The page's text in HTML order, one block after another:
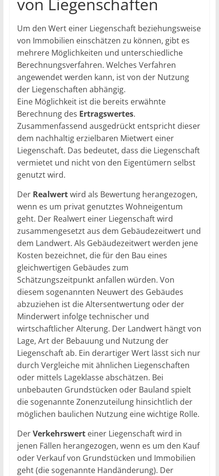
Um den Wert einer Liegenschaft beziehungsweise
von Immobilien einschätzen zu können, gibt es
mehrere Möglichkeiten und unterschiedliche
Berechnungsverfahren. Welches Verfahren
angewendet werden kann, ist von der Nutzung
der Liegenschaften abhängig.
Eine Möglichkeit ist die bereits erwähnte
Berechnung des Ertragswertes.
Zusammenfassend ausgedrückt entspricht dieser
dem nachhaltig erzielbaren Mietwert einer
Liegenschaft. Das bedeutet, dass die Liegenschaft
vermietet und nicht von den Eigentümern selbst
genutzt wird.
Der Realwertwird als Bewertung herangezogen,
wenn es um privat genutztes Wohneigentum
geht. Der Realwert einer Liegenschaft wird
zusammengesetzt aus dem Gebäudezeitwert und
dem Landwert. Als Gebäudezeitwert werden jene
Kosten bezeichnet, die für den Bau eines
gleichwertigen Gebäudes zum
Schätzungszeitpunkt anfallen würden. Von
diesem sogenannten Neuwert des Gebäudes
abzuziehen ist die Altersentwertung oder der
Minderwert infolge technischer und
wirtschaftlicher Alterung. Der Landwert hängt von
Lage, Art der Bebauung und Nutzung der
Liegenschaft ab. Ein derartiger Wert lässt sich nur
durch Vergleiche mit ähnlichen Liegenschaften
oder mittels Lageklasse abschätzen. Bei
unbebauten Grundstücken oder Bauland spielt
die sogenannte Zonenzuteilung hinsichtlich der
möglichen baulichen Nutzung eine wichtige Rolle.
DerVerkehrswerteiner Liegenschaft wird in
jenen Fällen herangezogen, wenn es um den Kauf
oder Verkauf von Grundstücken und Immobilien
geht (die sogenannte Handänderung). Der